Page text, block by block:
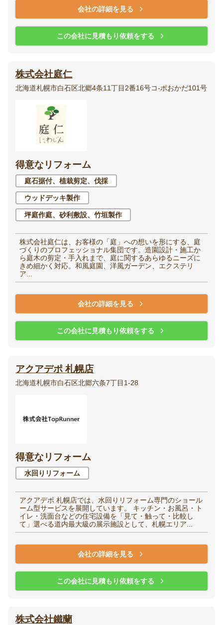
会社の詳細を見る
この会社に見積もり依頼をする
株式会社庭仁
北海道札幌市白石区北郷4条11丁目2番16号コ-ポおかだ101号
得意なリフォーム
庭石据付、植栽剪定、伐採
ウッドデッキ製作
坪庭作庭、砂利敷設、竹垣製作
株式会社庭仁は、お客様の「庭」への想いを形にする、庭
づくりのプロフェッショナル集団です。造園設計・施工か
ら庭木の剪定・手入れまで、庭に関するあらゆるニーズに
きめ細かく対応。和風庭園、洋風ガーデン、エクステリ
ア...
会社の詳細を見る
この会社に見積もり依頼をする
アクアデポ 札幌店
北海道札幌市白石区北郷六条7丁目1-28
得意なリフォーム
水回りリフォーム
アクアデポ 札幌店では、水回りリフォーム専門のショール
ーム型サービスを展開しています。 キッチン・お風呂・ト
イレ・洗面台などの住宅設備を「見て・触って・比較し
て」選べる道内最大級の展示施設として、札幌エリア...
会社の詳細を見る
この会社に見積もり依頼をする
株式会社鐵蘭